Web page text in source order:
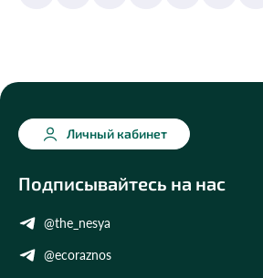
Подписывайтесь на нас
@the_nesya
@ecoraznos
Личный кабинет